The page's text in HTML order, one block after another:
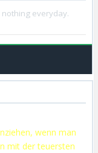
everyday.
wenn man
mit der teuersten